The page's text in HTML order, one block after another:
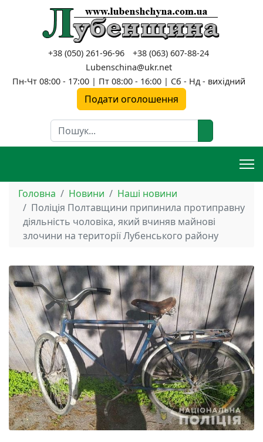
+38 (050) 261-96-96
+38 (063) 607-88-24
Lubenschina@ukr.net
Пн-Чт 08:00 - 17:00 | Пт 08:00 - 16:00 | Сб - Нд - вихідний
Подати оголошення
Пошук
Головна Новини
Наші новини
Поліція Полтавщини припинила протиправну
діяльність чоловіка, який вчиняв майнові
злочини на території Лубенського району